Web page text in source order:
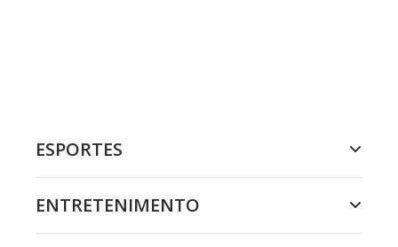
ESPORTES
ENTRETENIMENTO